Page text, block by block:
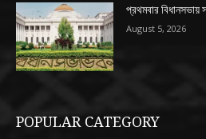
প্রথমবার বিধানসভায়
August 5, 2026
POPULAR CATEGORY